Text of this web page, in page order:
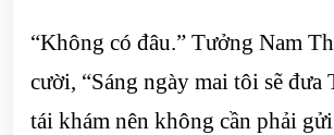
“Không có đâu.” Tưởng Nam
cười, “Sáng ngày mai tôi sẽ
tái khám nên không cần phải